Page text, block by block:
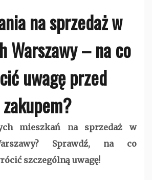
na sprzedaż w
Warszawy – na co
uwagę przed
zakupem?
mieszkań na sprzedaż w
Sprawdź, na co
szczególną uwagę!